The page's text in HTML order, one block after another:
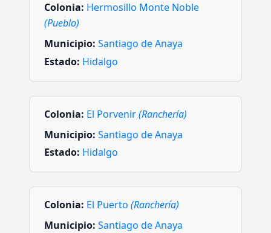
Colonia: Hermosillo Monte Noble
(Pueblo)
Municipio: Santiago de Anaya
Estado: Hidalgo
Colonia: El Porvenir(Ranchería)
Municipio: Santiago de Anaya
Estado: Hidalgo
Colonia: El Puerto (Ranchería)
Municipio: Santiago de Anaya